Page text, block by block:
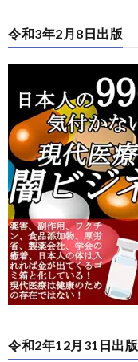
令和3年2月8日出版
令和2年12月31日出版